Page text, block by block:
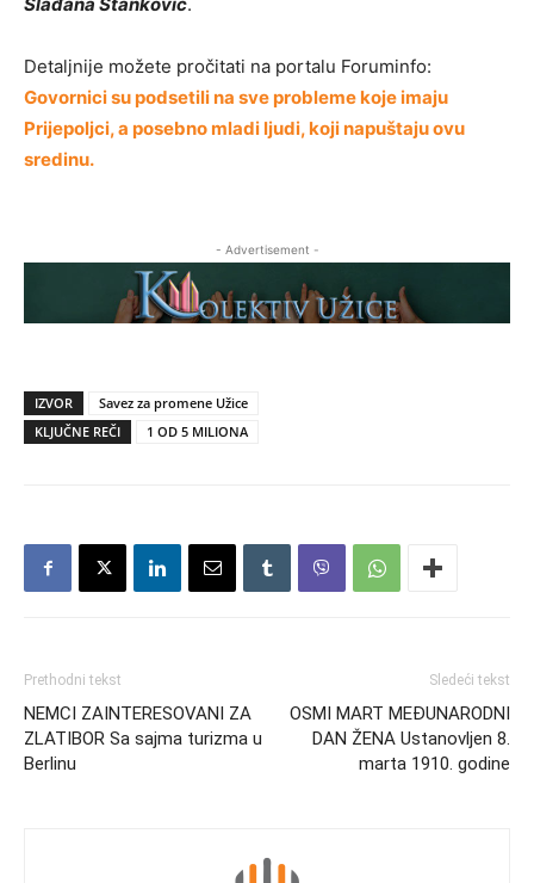
Slađana Stanković.
Detaljnije možete pročitati na portalu Foruminfo:
Govornici su podsetili na sve probleme koje imaju
Prijepoljci, a posebno mladi ljudi, koji napuštaju ovu
sredinu.
- Advertisement -
IZVOR
Savez za promene Užice
KLJUČNE REČI
1 OD 5 MILIONA
Prethodni tekst
NEMCI ZAINTERESOVANI ZA
ZLATIBOR Sa sajma turizma u
Berlinu
Sledeći tekst
OSMI MART MEĐUNARODNI
DAN ŽENA Ustanovljen 8.
marta 1910. godine